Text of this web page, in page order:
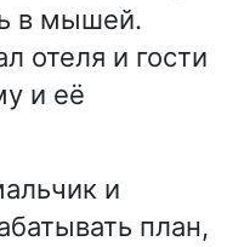
в мышей.
отеля и гости
и её
и
план,